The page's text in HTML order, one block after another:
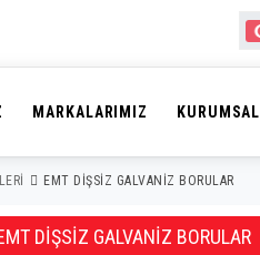
MARKALARIMIZ KURUMSAL
EMT DİŞSİZ GALVANİZ BORULAR
DİŞSİZ GALVANİZ BORULAR